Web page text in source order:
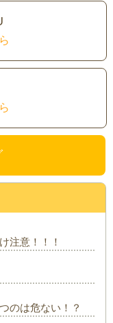
注意！！！
のは危ない！？